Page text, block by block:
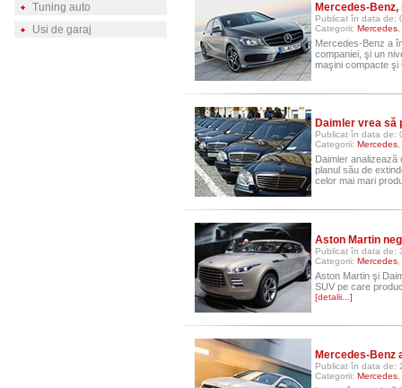
Tuning auto
Usi de garaj
Mercedes-
Publicat în data de:
Categorii: Mercedes
Mercedes-Benz a
companiei, şi un
maşini compacte
Daimler vrea să
Publicat în data de:
Categorii: Mercedes
Daimler
planul său de
celor mai mari
Aston Martin
Publicat în data de:
Categorii: Mercedes
Aston Martin şi
SUV pe care
[detalii...]
Mercedes-Benz
Publicat în data de:
Categorii: Mercedes